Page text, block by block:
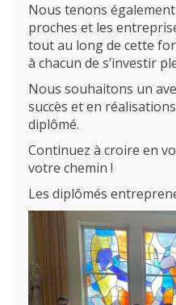
Nous tenons
proches et les
tout au long de cette
à chacun de s’investir
Nous souhaitons un
succès et en
diplômé.
Continuez à croire en
votre chemin !
Les diplômés